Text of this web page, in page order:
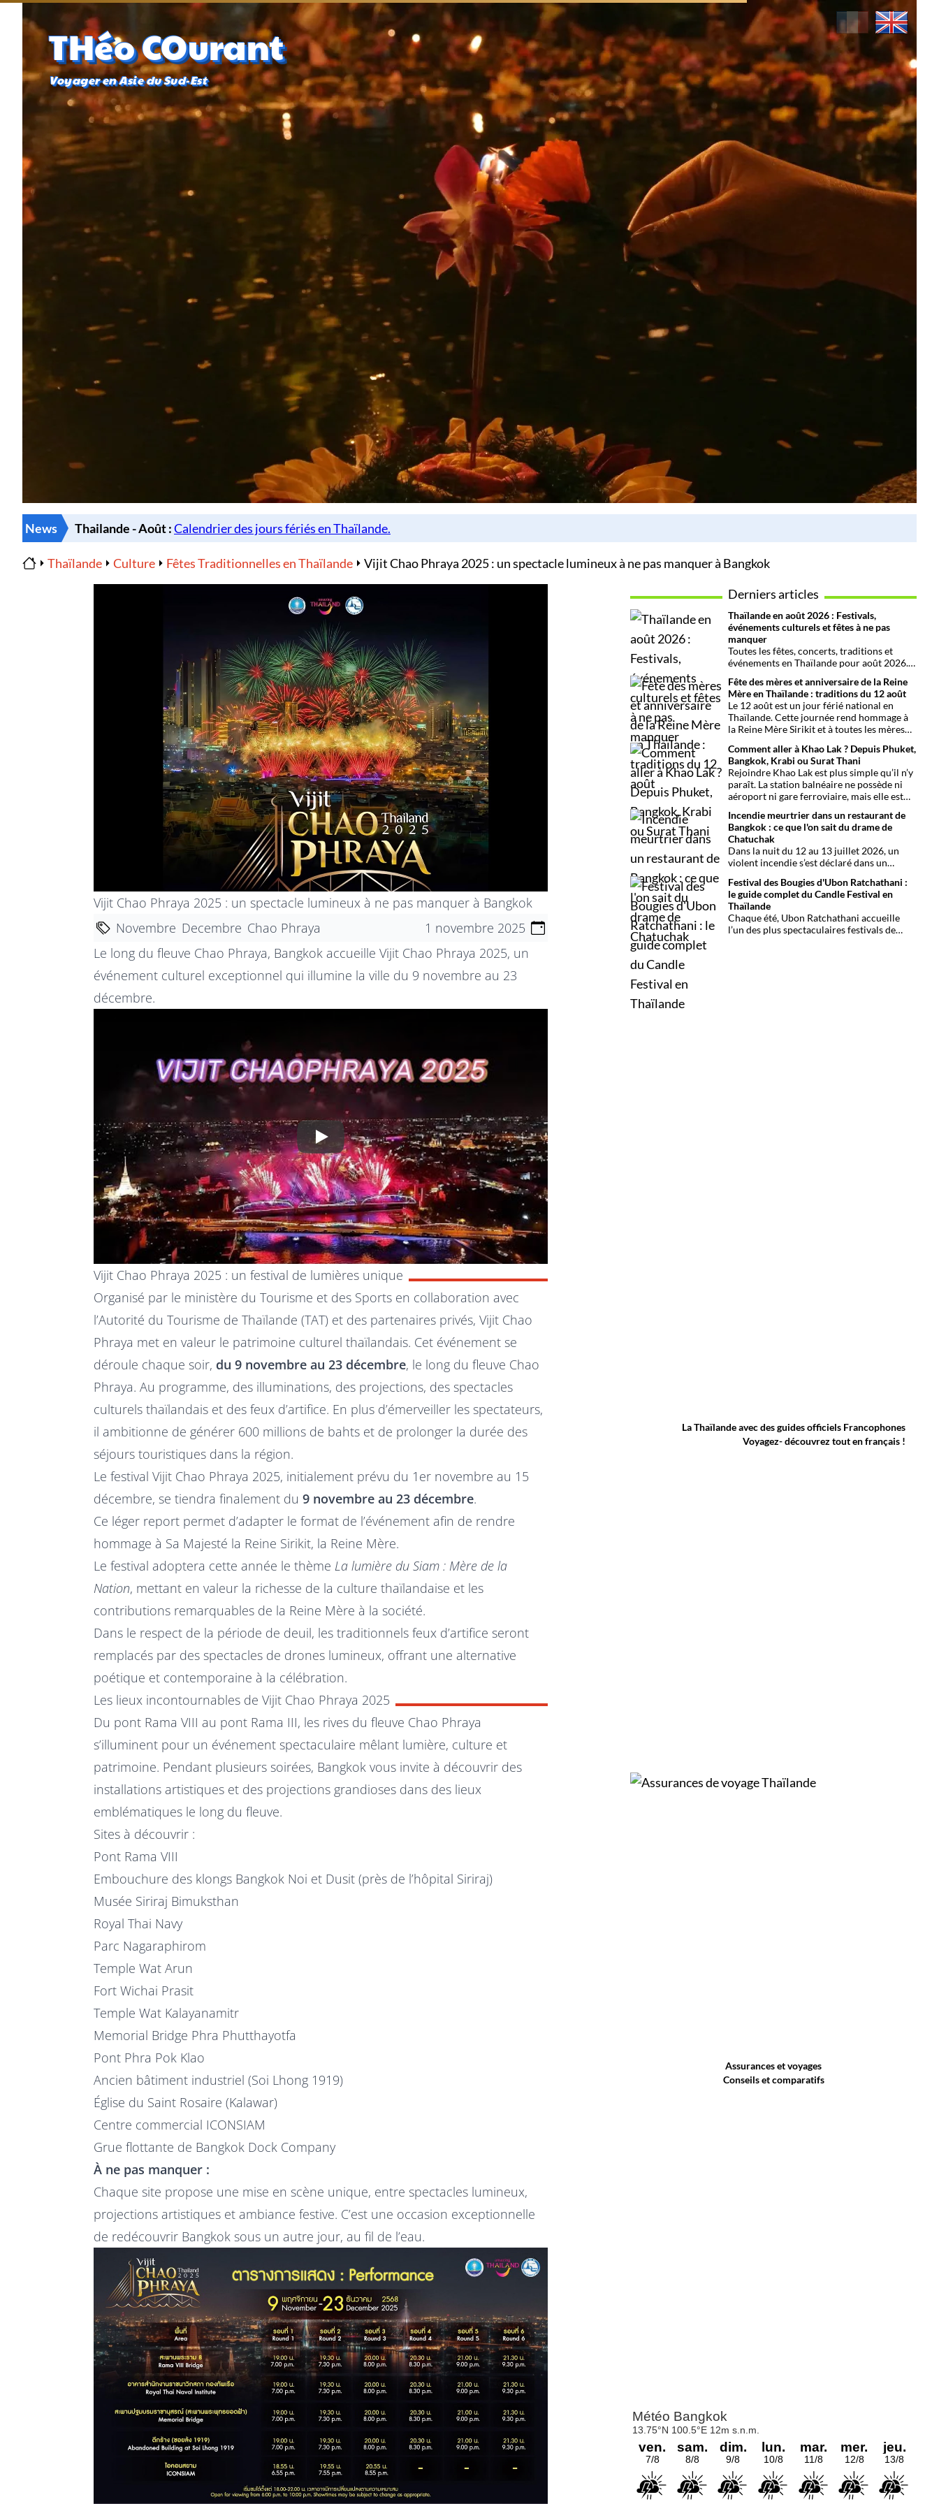
THéo COurant
Voyager en Asie du Sud-Est
News
Thaïlande Culture Fêtes Traditionnelles en Thaïlande Vijit Chao Phraya 2025 : un spectacle lumineux à ne pas manquer à Bangkok
Vijit Chao Phraya 2025 : un spectacle lumineux à ne pas manquer à Bangkok
Novembre Decembre Chao Phraya
1 novembre 2025
Le long du fleuve Chao Phraya, Bangkok accueille Vijit Chao Phraya 2025, un
événement culturel exceptionnel qui illumine la ville du 9 novembre au 23
décembre.
Play
Vijit Chao Phraya 2025 : un festival de lumières unique
Organisé par le ministère du Tourisme et des Sports en collaboration avec
l’Autorité du Tourisme de Thaïlande (TAT) et des partenaires privés, Vijit Chao
Phraya met en valeur le patrimoine culturel thaïlandais. Cet événement se
déroule chaque soir, du 9 novembre au 23 décembre, le long du fleuve Chao
Phraya. Au programme, des illuminations, des projections, des spectacles
culturels thaïlandais et des feux d’artifice. En plus d’émerveiller les spectateurs,
il ambitionne de générer 600 millions de bahts et de prolonger la durée des
séjours touristiques dans la région.
Le festival Vijit Chao Phraya 2025, initialement prévu du 1er novembre au 15
décembre, se tiendra finalement du9 novembre au 23 décembre.
Ce léger report permet d’adapter le format de l’événement afin de rendre
hommage à Sa Majesté la Reine Sirikit, la Reine Mère.
Le festival adoptera cette année le thème La lumière du Siam : Mère de la
Nation, mettant en valeur la richesse de la culture thaïlandaise et les
contributions remarquables de la Reine Mère à la société.
Dans le respect de la période de deuil, les traditionnels feux d’artifice seront
remplacés par des spectacles de drones lumineux, offrant une alternative
poétique et contemporaine à la célébration.
Les lieux incontournables de Vijit Chao Phraya 2025
Du pont Rama VIII au pont Rama III, les rives du fleuve Chao Phraya
s’illuminent pour un événement spectaculaire mêlant lumière, culture et
patrimoine. Pendant plusieurs soirées, Bangkok vous invite à découvrir des
installations artistiques et des projections grandioses dans des lieux
emblématiques le long du fleuve.
Sites à découvrir :
Pont Rama VIII
Embouchure des klongs Bangkok Noi et Dusit (près de l’hôpital Siriraj)
Musée Siriraj Bimuksthan
Royal Thai Navy
Parc Nagaraphirom
Temple Wat Arun
Fort Wichai Prasit
Temple Wat Kalayanamitr
Memorial Bridge Phra Phutthayotfa
Pont Phra Pok Klao
Ancien bâtiment industriel (Soi Lhong 1919)
Église du Saint Rosaire (Kalawar)
Centre commercial ICONSIAM
Grue flottante de Bangkok Dock Company
À ne pas manquer :
Chaque site propose une mise en scène unique, entre spectacles lumineux,
projections artistiques et ambiance festive. C’est une occasion exceptionnelle
de redécouvrir Bangkok sous un autre jour, au fil de l’eau.
Derniers articles
Thaïlande en août 2026 : Festivals,
événements culturels et fêtes à ne pas
manquer
Toutes les fêtes, concerts, traditions et
événements en Thaïlande pour août 2026.
pour organiser son voyage.
Fête des mères et anniversaire de la Reine
Mère en Thaïlande : traditions du 12 août
Le 12 août est un jour férié national en
Thaïlande. Cette journée rend hommage à
la Reine Mère Sirikit et à toutes les mères
traditions bouddhistes et festivités
populaires dans tout le royaume.
Comment aller à Khao Lak ? Depuis Phuket,
Bangkok, Krabi ou Surat Thani
Rejoindre Khao Lak est plus simple qu’il n’y
paraît. La station balnéaire ne possède ni
aéroport ni gare ferroviaire, mais elle est
international de Phuket, situé à un peu plus
d’une heure de route. Que vous arriviez de
Bangkok, Phuket, Krabi, Surat Thani ou de
Khao Sok, voici toutes les solutions pour
organiser votre trajet dans les meilleures
conditions.
Incendie meurtrier dans un restaurant de
Bangkok : ce que l'on sait du drame de
Chatuchak
Dans la nuit du 12 au 13 juillet 2026, un
violent incendie s’est déclaré dans un
quartier de Chatuchak, à Bangkok. Le bilan
provisoire est particulièrement lourd avec
au moins 27 morts et plusieurs dizaines de
blessés.
Festival des Bougies d'Ubon Ratchathani :
le guide complet du Candle Festival en
Thaïlande
Chaque été, Ubon Ratchathani accueille
l’un des plus spectaculaires festivals de
La Thaïlande avec des guides officiels Francophones
Voyagez- découvrez tout en français !
Assurances et voyages
Conseils et comparatifs